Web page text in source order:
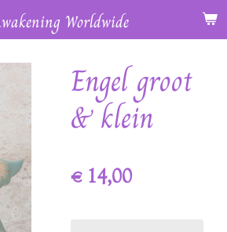
Worldwide
Engel groot
& klein
€ 14,00